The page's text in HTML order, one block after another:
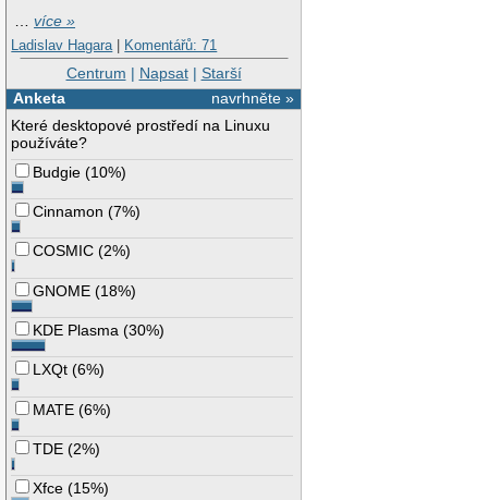
…více »
Ladislav Hagara | Komentářů: 71
Centrum | Napsat| Starší
navrhněte »
Anketa
Které desktopové prostředí na Linuxu
používáte?
Budgie (10%)
Cinnamon (7%)
COSMIC (2%)
GNOME (18%)
KDE Plasma (30%)
LXQt (6%)
MATE (6%)
TDE (2%)
Xfce (15%)